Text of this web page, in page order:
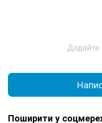
Додайте
Поширити у